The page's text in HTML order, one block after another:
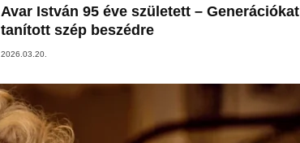
Avar István 95 éve született – Generációkat
tanított szép beszédre
2026.03.20.